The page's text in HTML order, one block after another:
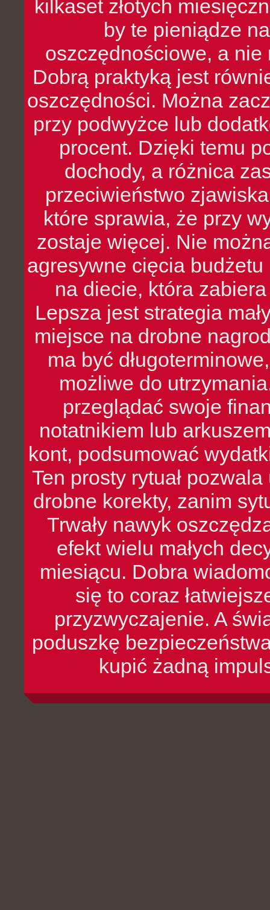
kilkaset złotych
by te pieniądze
oszczędnościowe, a nie
Dobrą praktyką jest
oszczędności. Można
przy podwyżce lub
procent. Dzięki temu
dochody, a różnica
przeciwieństwo
które sprawia, że przy
zostaje więcej. Nie
agresywne cięcia
na diecie, która
Lepsza jest strategia
miejsce na drobne
ma być
możliwe do
przeglądać swoje
notatnikiem lub
kont, podsumować
Ten prosty rytuał
drobne korekty, zanim
Trwały nawyk
efekt wielu małych
miesiącu. Dobra
się to coraz
przyzwyczajenie. A
poduszkę
kupić żadną